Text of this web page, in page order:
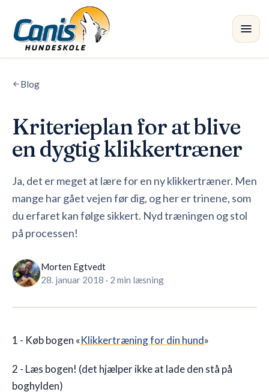
Spring til hovedindholdet
Kursus
Afdelinger
Instruktører
Butik
Blog
Blog
Kriterieplan for at blive
en dygtig klikkertræner
Ja, det er meget at lære for en ny klikkertræner. Men
mange har gået vejen før dig, og her er trinene, som
du erfaret kan følge sikkert. Nyd træningen og stol
på processen!
Morten Egtvedt
28. januar 2018 · 2 min læsning
1 - Køb bogen «Klikkertræning for din hund»
2 - Læs bogen! (det hjælper ikke at lade den stå på
boghylden)